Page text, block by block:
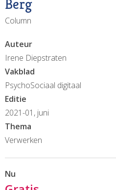
Berg
Column
Auteur
Irene Diepstraten
Vakblad
PsychoSociaal digitaal
Editie
2021-01, juni
Thema
Verwerken
Nu